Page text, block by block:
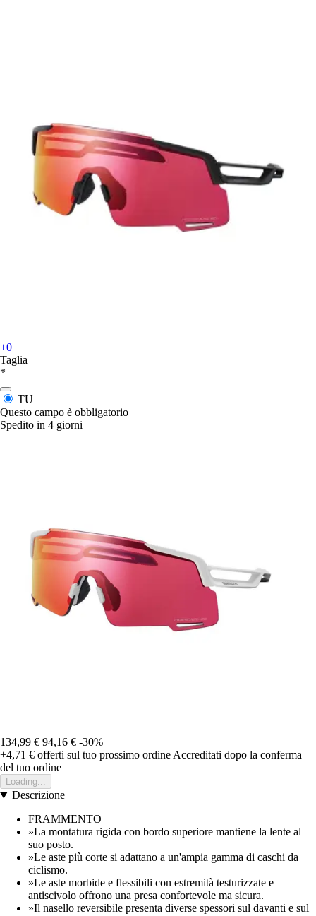
+0
Taglia
*
TU
Questo campo è obbligatorio
Spedito in 4 giorni
134,99 € 94,16 € -30%
+4,71 € offerti sul tuo prossimo ordineAccreditati dopo la conferma
del tuo ordine
Loading...
Descrizione
FRAMMENTO
»La montatura rigida con bordo superiore mantiene la lente al
suo posto.
»Le aste più corte si adattano a un'ampia gamma di caschi da
ciclismo.
»Le aste morbide e flessibili con estremità testurizzate e
antiscivolo offrono una presa confortevole ma sicura.
»Il nasello reversibile presenta diverse spessori sul davanti e sul